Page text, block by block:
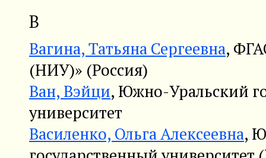
В
Вагина, Татьяна Сергеевна,
(НИУ)» (Россия)
Ван, Вэйци, Южно-Уральский
университет
Василенко, Ольга Алексеевна,